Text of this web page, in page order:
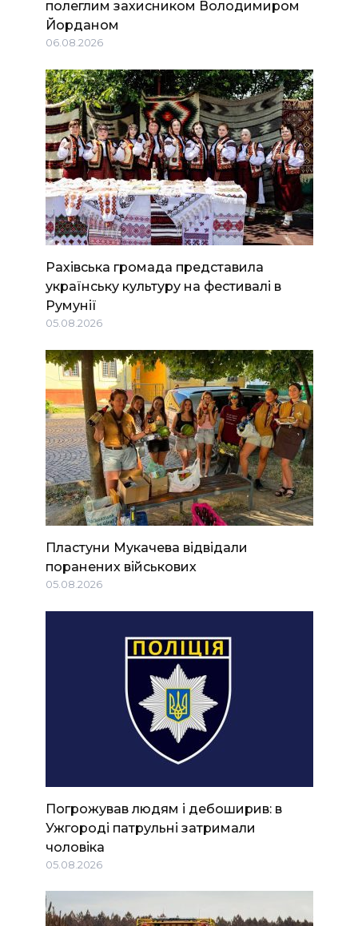
полеглим захисником Володимиром
Йорданом
06.08.2026
Рахівська громада представила
українську культуру на фестивалі в
Румунії
05.08.2026
Пластуни Мукачева відвідали
поранених військових
05.08.2026
Погрожував людям і дебоширив: в
Ужгороді патрульні затримали
чоловіка
05.08.2026